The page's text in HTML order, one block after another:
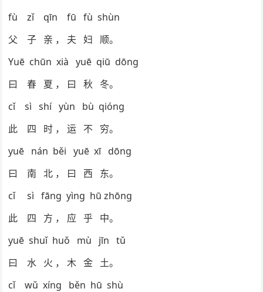
fù zǐ qīn fū fù shùn
父 子 亲 ， 夫 妇 顺。
Yuē chūn xià yuē qiū dōng
曰 春 夏 ， 曰 秋 冬。
cǐ sì shí yùn bù qióng
此 四 时 ， 运 不 穷。
yuē nán běi yuē xī dōng
曰 南 北 ， 曰 西 东。
cǐ sì fāng yìng hū zhōng
此 四 方 ， 应 乎 中。
yuē shuǐ huǒ mù jīn tǔ
曰 水 火 ， 木 金 土。
cǐ wǔ xíng běn hū shù